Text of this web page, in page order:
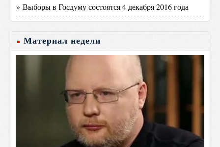
» Выборы в Госдуму состоятся 4 декабря 2016 года
Материал недели